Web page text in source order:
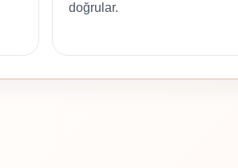
doğrular.